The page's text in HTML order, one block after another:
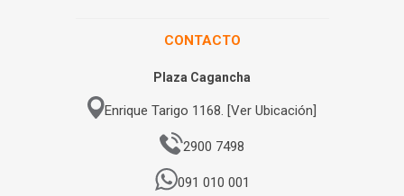
CONTACTO
Plaza Cagancha
Enrique Tarigo 1168. [Ver Ubicación]
2900 7498
091 010 001